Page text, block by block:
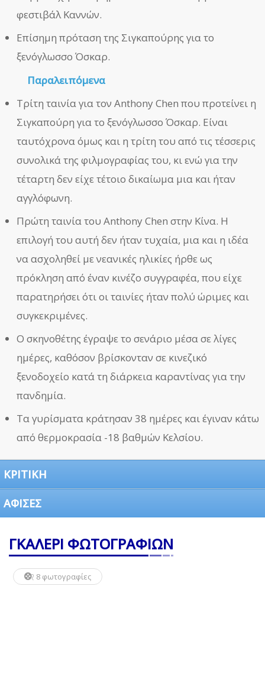
φεστιβάλ Καννών.
Επίσημη πρόταση της Σιγκαπούρης για το
ξενόγλωσσο Όσκαρ.
Παραλειπόμενα
Τρίτη ταινία για τον Anthony Chen που προτείνει η
Σιγκαπούρη για το ξενόγλωσσο Όσκαρ. Είναι
ταυτόχρονα όμως και η τρίτη του από τις τέσσερις
συνολικά της φιλμογραφίας του, κι ενώ για την
τέταρτη δεν είχε τέτοιο δικαίωμα μια και ήταν
αγγλόφωνη.
Πρώτη ταινία του Anthony Chen στην Κίνα. Η
επιλογή του αυτή δεν ήταν τυχαία, μια και η ιδέα
να ασχοληθεί με νεανικές ηλικίες ήρθε ως
πρόκληση από έναν κινέζο συγγραφέα, που είχε
παρατηρήσει ότι οι ταινίες ήταν πολύ ώριμες και
συγκεκριμένες.
Ο σκηνοθέτης έγραψε το σενάριο μέσα σε λίγες
ημέρες, καθόσον βρίσκονταν σε κινεζικό
ξενοδοχείο κατά τη διάρκεια καραντίνας για την
πανδημία.
Τα γυρίσματα κράτησαν 38 ημέρες και έγιναν κάτω
από θερμοκρασία -18 βαθμών Κελσίου.
ΚΡΙΤΙΚΗ
ΑΦΙΣΕΣ
ΓΚΑΛΕΡΙ ΦΩΤΟΓΡΑΦΙΩΝ
8 φωτογραφίες